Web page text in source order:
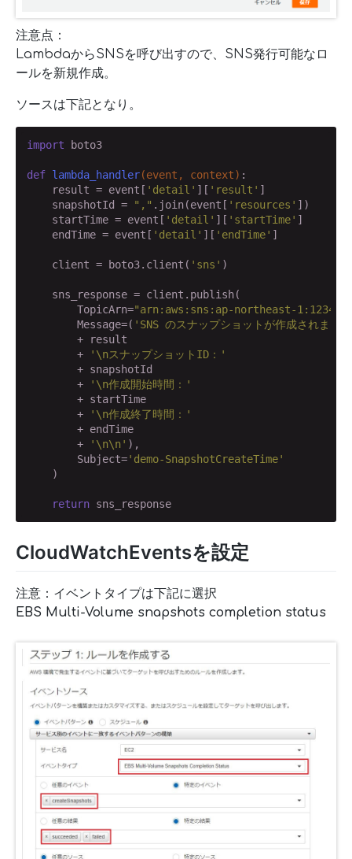
注意点：
LambdaからSNSを呼び出すので、SNS発行可能なロ
ールを新規作成。
ソースは下記となり。
import boto3
def lambda_handler(event, context) :
    result = event[
'detail' ][ 'result' ]
    snapshotId =
"," .join(event[ 'resources' ])
    startTime = event[
'detail' ][ 'startTime' ]
    endTime = event[
'detail' ][ 'endTime' ]
    client = boto3.client(
'sns' )
    sns_response = client.publish(
        TopicArn=
"arn:aws:sns:ap-northeast-
        Message=(
'SNS のスナップショットが作成されま
        + result
        +
'\nスナップショットID：'
        + snapshotId
        +
'\n作成開始時間：'
        + startTime
        +
'\n作成終了時間：'
        + endTime
        +
'\n\n' ),
        Subject=
'demo-SnapshotCreateTime'
    )
return sns_response
CloudWatchEventsを設定
注意：イベントタイプは下記に選択
EBS Multi-Volume snapshots completion status